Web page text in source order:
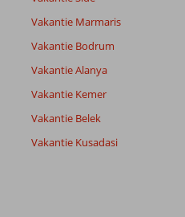
Sorteren op
Vakantie Marmaris
Vakantie Bodrum
Vakantie Alanya
Vakantie Kemer
Vakantie Belek
Vakantie Kusadasi